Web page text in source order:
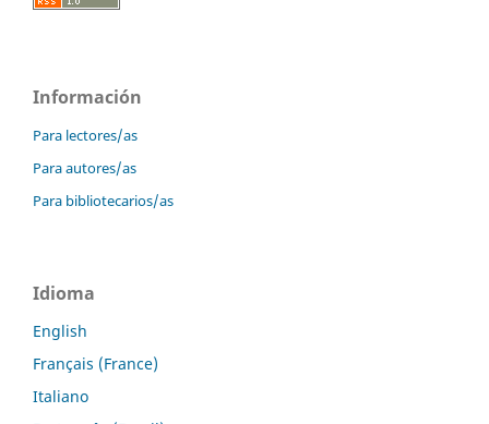
Información
Para lectores/as
Para autores/as
Para bibliotecarios/as
Idioma
English
Français (France)
Italiano